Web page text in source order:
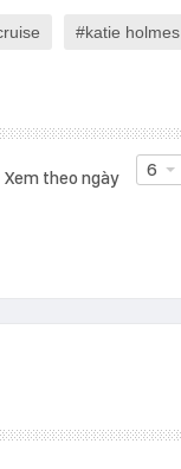
katie holmes
Xem theo ngày 6